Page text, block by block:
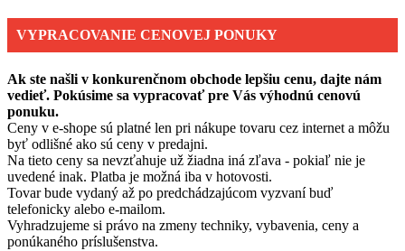
VYPRACOVANIE CENOVEJ PONUKY
Ak ste našli v konkurenčnom obchode lepšiu cenu, dajte nám
vedieť. Pokúsime sa vypracovať pre Vás výhodnú cenovú
ponuku.
Ceny v e-shope sú platné len pri nákupe tovaru cez internet a môžu
byť odlišné ako sú ceny v predajni.
Na tieto ceny sa nevzťahuje už žiadna iná zľava - pokiaľ nie je
uvedené inak. Platba je možná iba v hotovosti.
Tovar bude vydaný až po predchádzajúcom vyzvaní buď
telefonicky alebo e-mailom.
Vyhradzujeme si právo na zmeny techniky, vybavenia, ceny a
ponúkaného príslušenstva.